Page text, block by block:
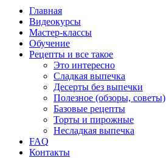
Главная
Видеокурсы
Мастер-классы
Обучение
Рецепты и все такое
Это интересно
Сладкая выпечка
Десерты без выпечки
Полезное (обзоры, советы)
Базовые рецепты
Торты и пирожные
Несладкая выпечка
FAQ
Контакты